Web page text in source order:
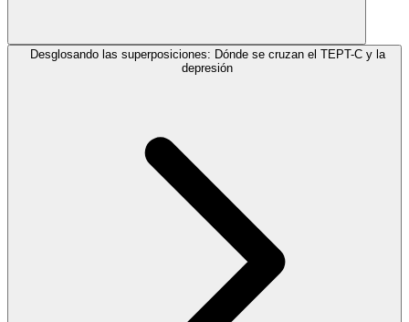
Desglosando las superposiciones: Dónde se cruzan el TEPT-C y la
depresión